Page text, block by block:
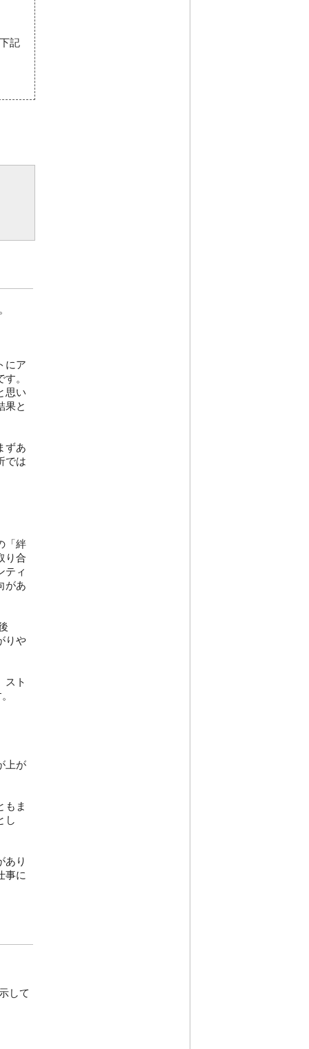
記
にア
。
思い
果と
ずあ
では
「絆
り合
ティ
があ
りや
スト
上が
もま
し
あり
事に
して